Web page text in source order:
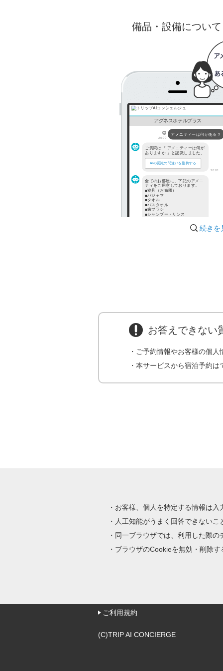
備品・設備について
アグネスホテルプラス
20:00
アメニティーは何がある？
ご質問は『 アメニティーは何が
ありますか 』と認識しました。
AIの認識の間違いを指摘する
20:01
全てのお部屋に、下記のアメニ
ティをご用意しております。
■寝具（お布団）
■パジャマ
■タオル
■バスタオル
■歯ブラシ
■シャンプー・リンス
続きを
お答えできない
・ご予約情報やお客様の個
・本サービスから宿泊予約は
お客様、個人を特定する情報は
人工知能がうまく回答できない
同一ブラウザでは、利用した際
ブラウザのCookieを無効・削除
ご利用規約
(C)TRIP AI CONCIERGE